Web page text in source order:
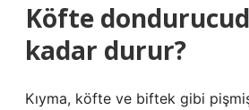
Köfte
kadar durur?
Kıyma, köfte ve biftek gibi